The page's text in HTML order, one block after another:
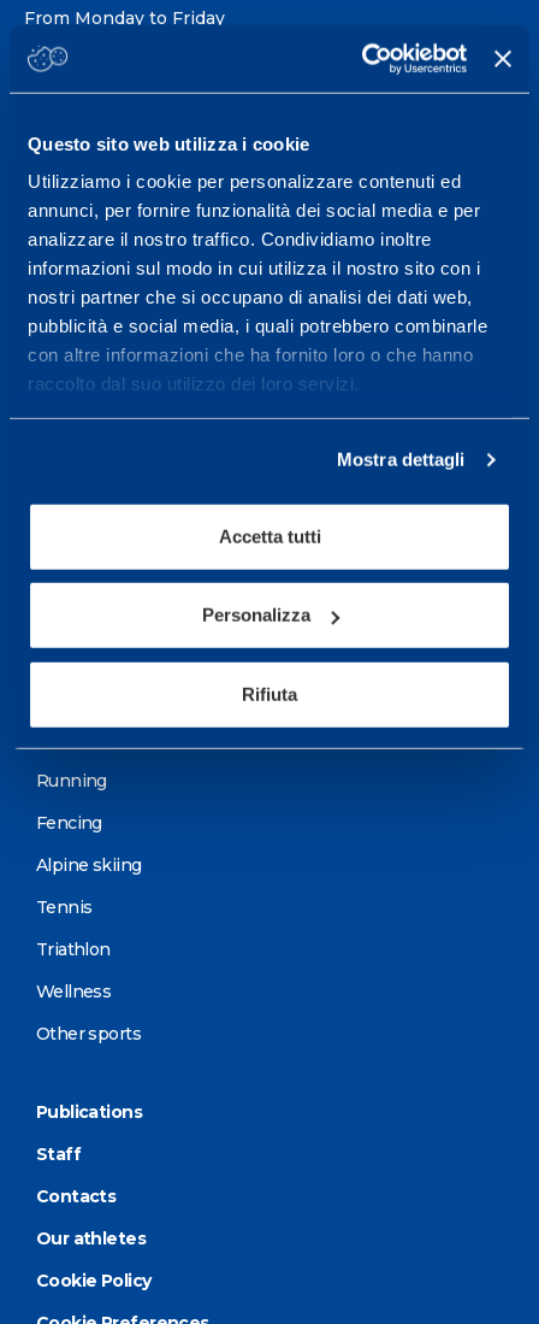
Questo sito web utilizza i cookie
Utilizziamo i cookie per personalizzare contenuti ed
annunci, per fornire funzionalità dei social media e per
analizzare il nostro traffico. Condividiamo inoltre
informazioni sul modo in cui utilizza il nostro sito con i
nostri partner che si occupano di analisi dei dati web,
pubblicità e social media, i quali potrebbero combinarle
con altre informazioni che ha fornito loro o che hanno
raccolto dal suo utilizzo dei loro servizi.
Mostra dettagli
Accetta tutti
Personalizza
Rifiuta
From Monday to Friday
08.30 - 18.30
Service center for high
performance and well-
being.
More informations
Services
Sport
Cycling and MTB
Running
Fencing
Alpine skiing
Tennis
Triathlon
Wellness
Other sports
Publications
Staff
Contacts
Our athletes
Cookie Policy